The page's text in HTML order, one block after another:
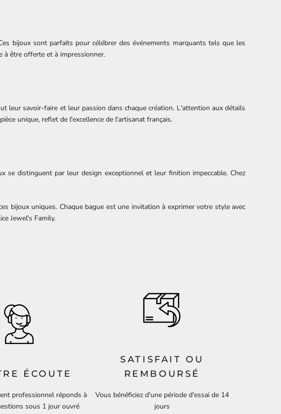
bijoux sont parfaits pour célébrer des événements marquants tels que les
à être offerte et à impressionner.
leur savoir-faire et leur passion dans chaque création. L'attention aux détails
unique, reflet de l'excellence de l'artisanat français.
distinguent par leur design exceptionnel et leur finition impeccable. Chez
bijoux uniques. Chaque bague est une invitation à exprimer votre style avec
Jewel's Family.
ÉCOUTE
professionnel réponds à
sous 1 jour ouvré
SATISFAIT OU
REMBOURSÉ
Vous bénéficiez d'une période d'essai de 14
jours